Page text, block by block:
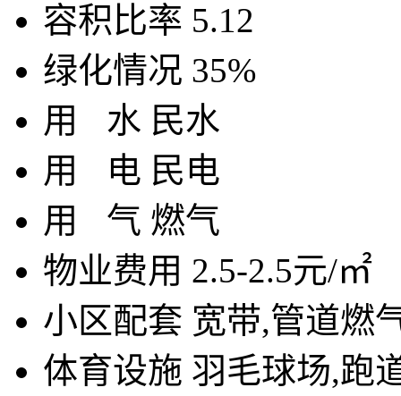
容积比率 5.12
绿化情况 35%
用 水 民水
用
电 民电
用 气 燃气
物业费用 2.5-2.5元/㎡
小区配套 宽带,管道燃
体育设施 羽毛球场,跑